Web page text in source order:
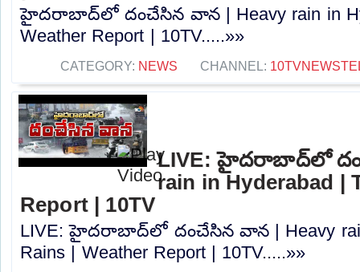
హైదరాబాద్‌లో దంచేసిన వాన | Heavy rain in
Weather Report | 10TV.....»»
CATEGORY: NEWS CHANNEL:
LIVE: హైదరాబాద్‌లో
rain in Hyderabad |
Report | 10TV
LIVE: హైదరాబాద్‌లో దంచేసిన వాన | Heavy rain
Rains | Weather Report | 10TV.....»»